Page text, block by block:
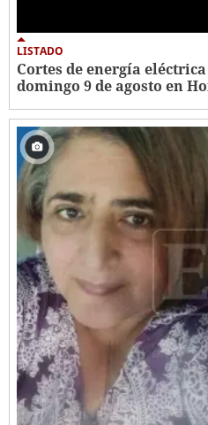
LISTADO
Cortes de energía
domingo 9 de agosto en